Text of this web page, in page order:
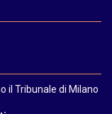
il Tribunale di Milano